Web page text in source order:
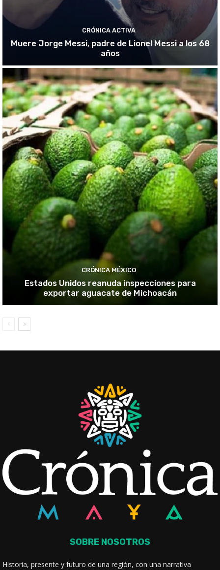
CRÓNICA ACTIVA
Muere Jorge Messi, padre de Lionel Messi a los 68
años
CRÓNICA MÉXICO
Estados Unidos reanuda inspecciones para
exportar aguacate de Michoacán
SOBRE NOSOTROS
Historia, presente y futuro de una región, con una narrativa